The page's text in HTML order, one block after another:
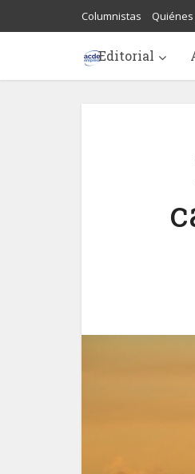
Columnistas
Editorial